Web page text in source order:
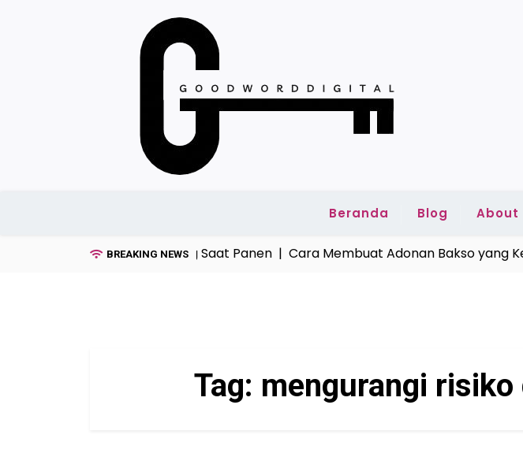
Beranda Blog About
BREAKING NEWS
Gabah Banyak Terbuang Saat Panen |Cara Membuat Adonan Bakso yang
Tag: mengurangi risiko